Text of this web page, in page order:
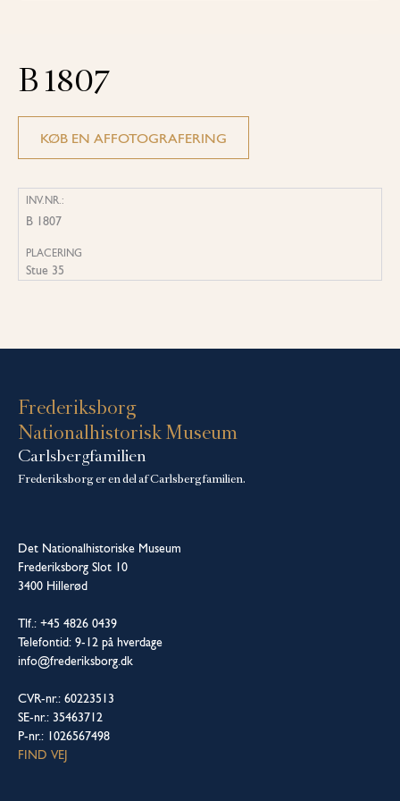
B 1807
KØB EN AFFOTOGRAFERING
INV.NR.:
B 1807
PLACERING
Stue 35
Frederiksborg
Nationalhistorisk Museum
Carlsbergfamilien
Frederiksborg er en del af Carlsbergfamilien.
Det Nationalhistoriske Museum
Frederiksborg Slot 10
3400 Hillerød
Tlf.: +45 4826 0439
Telefontid: 9-12 på hverdage
info@frederiksborg.dk
CVR-nr.: 60223513
SE-nr.: 35463712
P-nr.: 1026567498
FIND VEJ